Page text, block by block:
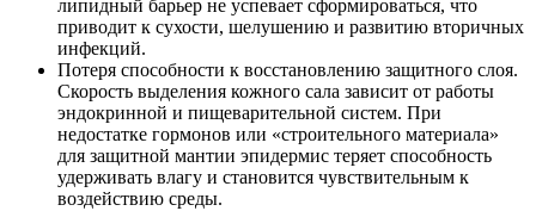
липидный барьер не успевает сформироваться, что
приводит к сухости, шелушению и развитию вторичных
инфекций.
Потеря способности к восстановлению защитного слоя.
Скорость выделения кожного сала зависит от работы
эндокринной и пищеварительной систем. При
недостатке гормонов или «строительного материала»
для защитной мантии эпидермис теряет способность
удерживать влагу и становится чувствительным к
воздействию среды.